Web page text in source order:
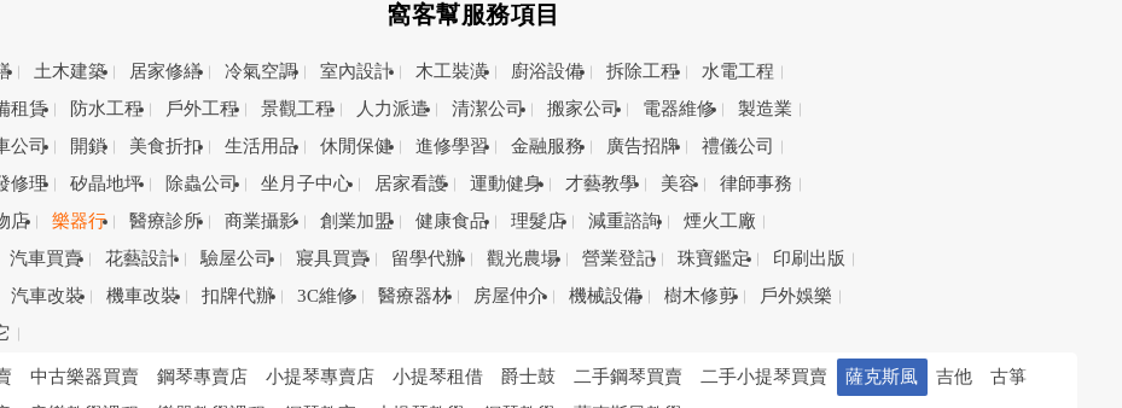
窩客幫服務項目
土木建築 居家修繕 冷氣空調 室內設計 木工裝潢 廚浴設備 拆除工程
水電工程
租賃 防水工程 戶外工程 景觀工程 人力派遣 清潔公司 搬家公司 電器維修
製造業
公司 開鎖 美食折扣 生活用品 休閒保健 進修學習 金融服務 廣告招牌
禮儀公司
修理 矽晶地坪 除蟲公司 坐月子中心 居家看護 運動健身 才藝教學 美容
律師事務
店 樂器行 醫療診所 商業攝影 創業加盟 健康食品 理髮店 減重諮詢
煙火工廠
汽車買賣 花藝設計 驗屋公司 寢具買賣 留學代辦 觀光農場 營業登記 珠寶鑑定
印刷出版
汽車改裝 機車改裝 扣牌代辦 3C維修 醫療器材 房屋仲介 機械設備 樹木修剪
戶外娛樂
中古樂器買賣 鋼琴專賣店 小提琴專賣店 小提琴租借 爵士鼓 二手鋼琴買賣 二手小提琴買賣 薩克斯風 吉他
古箏